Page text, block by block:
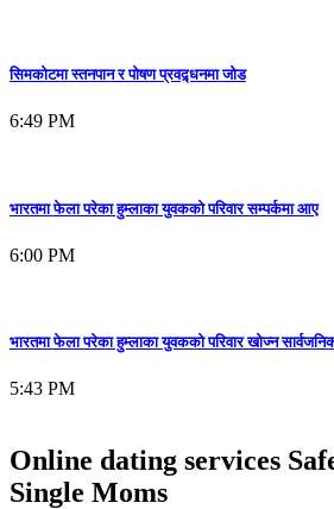
सिमकोटमा स्तनपान र पोषण प्रवद्र्धनमा जोड
6:49 PM
भारतमा फेला परेका हुम्लाका युवकको परिवार सम्पर्कमा आए
6:00 PM
भारतमा फेला परेका हुम्लाका युवकको परिवार खोज्न
5:43 PM
Online dating services
Single Moms